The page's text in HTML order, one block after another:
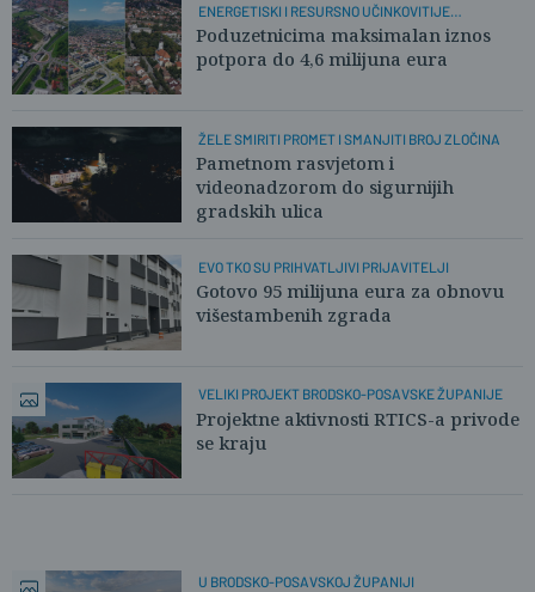
ENERGETISKI I RESURSNO UČINKOVITIJE
GOSPODARSTVO
Poduzetnicima maksimalan iznos
potpora do 4,6 milijuna eura
ŽELE SMIRITI PROMET I SMANJITI BROJ ZLOČINA
Pametnom rasvjetom i
videonadzorom do sigurnijih
gradskih ulica
EVO TKO SU PRIHVATLJIVI PRIJAVITELJI
Gotovo 95 milijuna eura za obnovu
višestambenih zgrada
VELIKI PROJEKT BRODSKO-POSAVSKE ŽUPANIJE
Projektne aktivnosti RTICS-a privode
se kraju
U BRODSKO-POSAVSKOJ ŽUPANIJI